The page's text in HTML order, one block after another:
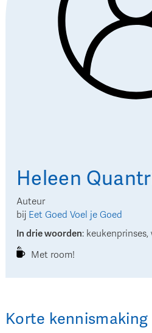
Heleen
Auteur
bij Eet Goed Voel je Goed
In drie woorden:
Met room!
Korte kennismaking